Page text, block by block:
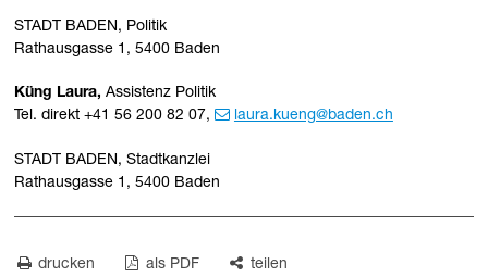
STADT BADEN, Politik
Rathausgasse 1, 5400 Baden
Küng Laura,Assistenz Politik
Tel. direkt +41 56 200 82 07,
laura.kueng@baden.ch
STADT BADEN, Stadtkanzlei
Rathausgasse 1, 5400 Baden
drucken als PDF teilen